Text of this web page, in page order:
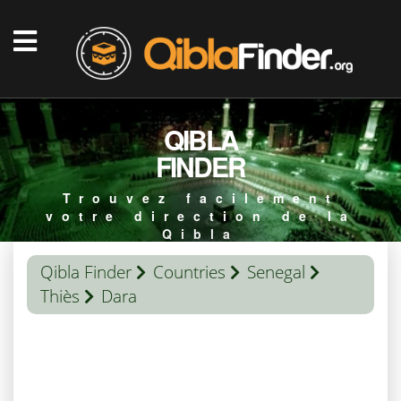
QIBLA
FINDER
Trouvez facilement
votre direction de la
Qibla
Qibla Finder Countries
Senegal
Thiès
Dara